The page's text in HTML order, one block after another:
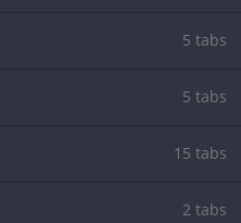
5 tabs
5 tabs
15 tabs
2 tabs